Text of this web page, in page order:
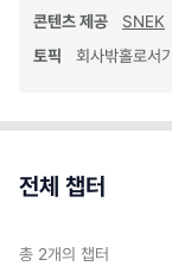
콘텐츠 제공
SNEK
토픽
회사밖홀로서
전체 챕터
총 2개의 챕터